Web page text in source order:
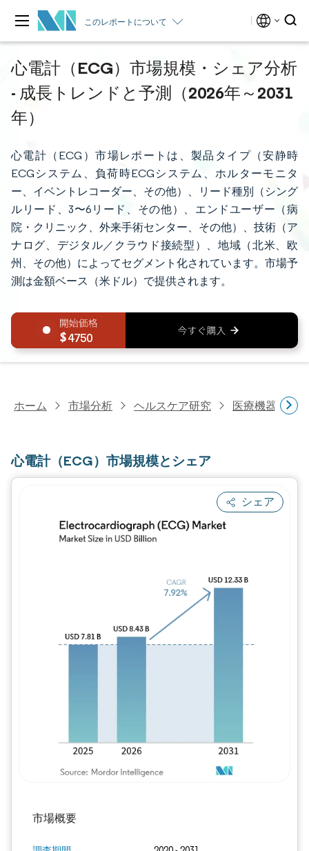
このレポートについて
心電計（ECG）市場規模・シェア分析
- 成長トレンドと予測（2026年～2031
年）
心電計（ECG）市場レポートは、製品タイプ（安静時
ECGシステム、負荷時ECGシステム、ホルターモニタ
ー、イベントレコーダー、その他）、リード種別（シング
ルリード、3〜6リード、その他）、エンドユーザー（病
院・クリニック、外来手術センター、その他）、技術（ア
ナログ、デジタル／クラウド接続型）、地域（北米、欧
州、その他）によってセグメント化されています。市場予
測は金額ベース（米ドル）で提供されます。
4750
ホーム 市場分析 ヘルスケア研究 医療機器研究
心電計（ECG）市場規模とシェア
シェア
市場概要